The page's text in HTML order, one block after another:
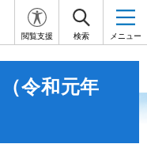
閲覧支援 検索 メニュー
令和元年